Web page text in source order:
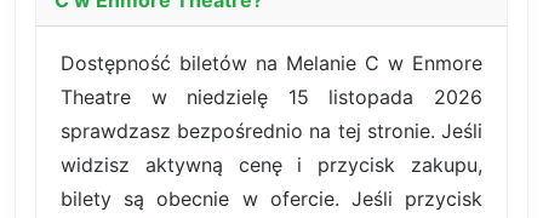
Dostępność biletów na Melanie C w Enmore
Theatre w niedzielę 15 listopada 2026
sprawdzasz bezpośrednio na tej stronie. Jeśli
widzisz aktywną cenę i przycisk zakupu,
bilety są obecnie w ofercie. Jeśli przycisk